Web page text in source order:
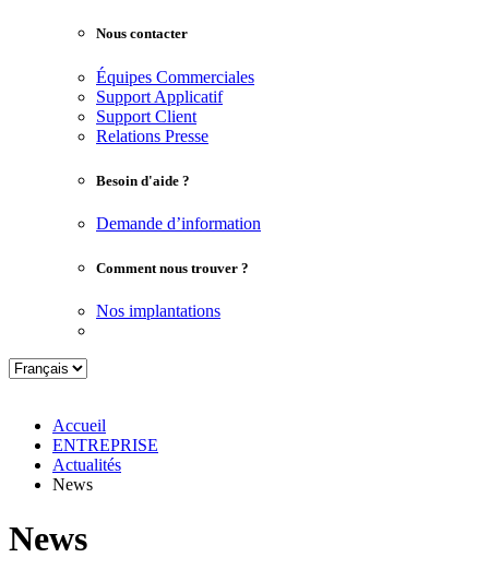
Nous contacter
Équipes Commerciales
Support Applicatif
Support Client
Relations Presse
Besoin d'aide ?
Demande d’information
Comment nous trouver ?
Nos implantations
Accueil
ENTREPRISE
Actualités
News
News